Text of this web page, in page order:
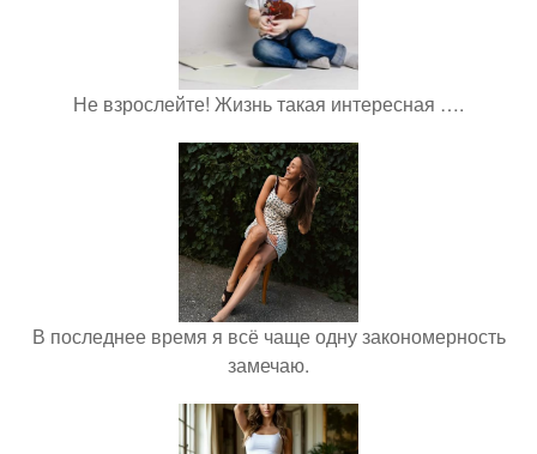
Не взрослейте! Жизнь такая интересная ….
В последнее время я всё чаще одну закономерность
замечаю.